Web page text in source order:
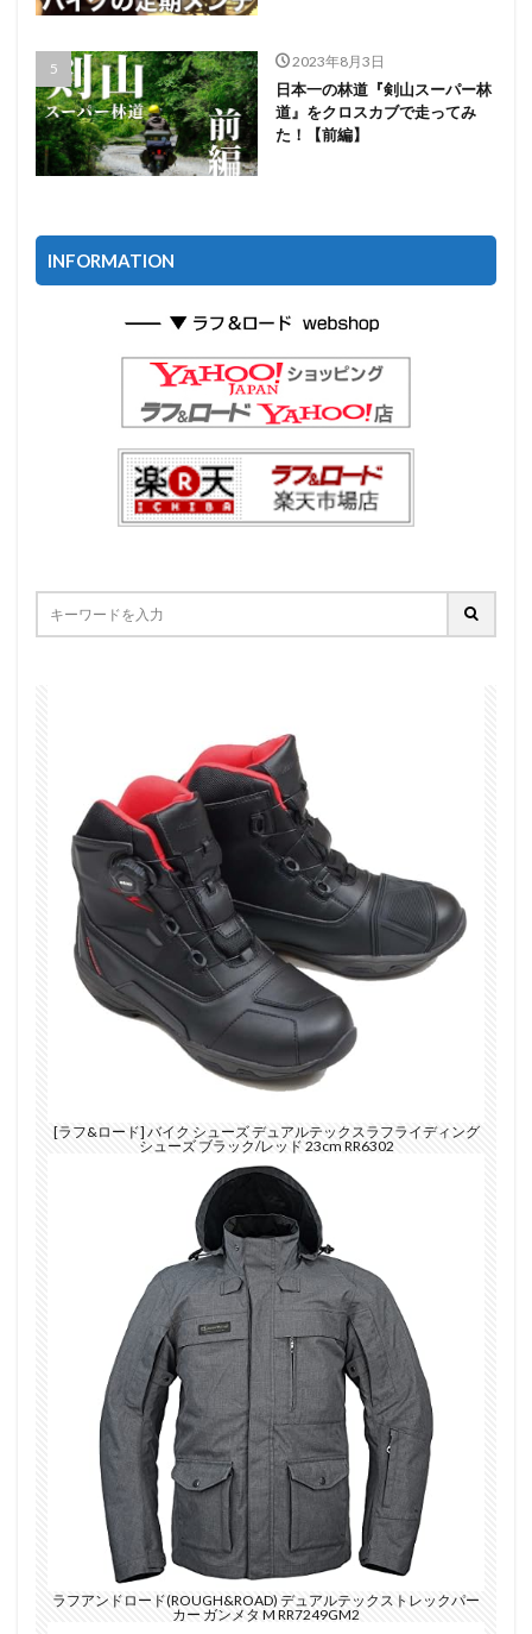
2023年8月3日
日本一の林道『剣山スーパー林
道』をクロスカブで走ってみ
た！【前編】
INFORMATION
[ラフ&ロード] バイク シューズ デュアルテックスラフライディング
シューズ ブラック/レッド 23cm RR6302
ラフアンドロード(ROUGH&ROAD) デュアルテックストレックパー
カー ガンメタ M RR7249GM2